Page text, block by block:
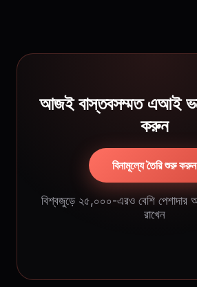
আজই বাস্তবসম্মত এআই
করুন
বিনামূল্যে তৈরি শুরু করুন
বিশ্বজুড়ে ২৫,০০০-এরও বেশি পেশাদার
রাখেন